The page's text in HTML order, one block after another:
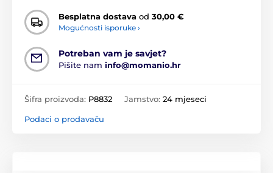
Besplatna dostava od 30,00 €
Mogućnosti isporuke ›
Potreban vam je savjet?
Pišite nam info@momanio.hr
Šifra proizvoda: P8832 Jamstvo: 24 mjeseci
Podaci o prodavaču